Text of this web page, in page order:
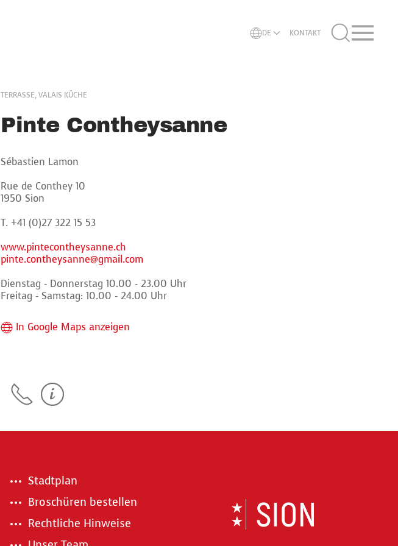
DE KONTAKT
TERRASSE, VALAIS KÜCHE
Pinte Contheysanne
Sébastien Lamon
Rue de Conthey 10
1950 Sion
T. +41 (0)27 322 15 53
www.pintecontheysanne.ch
pinte.contheysanne@gmail.com
Dienstag - Donnerstag 10.00 - 23.00 Uhr
Freitag - Samstag: 10.00 - 24.00 Uhr
In Google Maps anzeigen
Stadtplan
Broschüren bestellen
Rechtliche Hinweise